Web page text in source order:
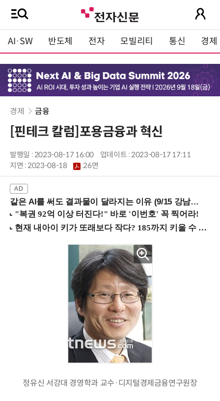
AI·SW 반도체 전자 모빌리티 통신 경제
경제 금융
[핀테크 칼럼]포용금융과 혁신
발행일 : 2023-08-17 16:00
업데이트 : 2023-08-17 17:11
지면 :2023-08-18 26면
같은 AI를 써도 결과물이 달라지는 이유 (9/15 강남역)
정유신 서강대 경영학과 교수·디지털경제금융연구원장